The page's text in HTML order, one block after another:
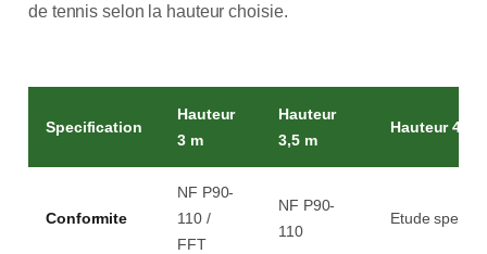
de tennis selon la hauteur choisie.
Specification
Hauteur
3 m
Hauteur
3,5 m
Hauteur 4 m
Conformite
NF P90-
110 /
FFT
NF P90-
110
Etude